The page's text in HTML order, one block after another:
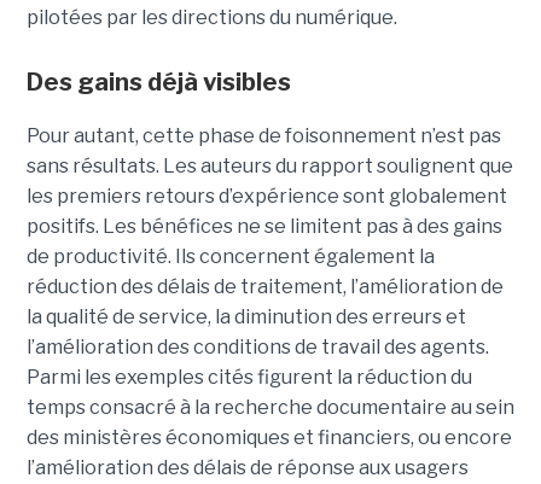
pilotées par les directions du numérique.
Des gains déjà visibles
Pour autant, cette phase de foisonnement n’est pas
sans résultats. Les auteurs du rapport soulignent que
les premiers retours d’expérience sont globalement
positifs. Les bénéfices ne se limitent pas à des gains
de productivité. Ils concernent également la
réduction des délais de traitement, l’amélioration de
la qualité de service, la diminution des erreurs et
l’amélioration des conditions de travail des agents.
Parmi les exemples cités figurent la réduction du
temps consacré à la recherche documentaire au sein
des ministères économiques et financiers, ou encore
l’amélioration des délais de réponse aux usagers